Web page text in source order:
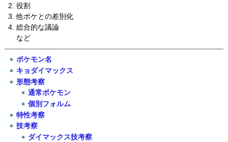
役割
他ポケとの差別化
総合的な議論
など
ポケモン名
キョダイマックス
形態考察
通常ポケモン
個別フォルム
特性考察
技考察
ダイマックス技考察